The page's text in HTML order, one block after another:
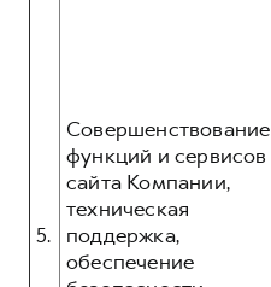
5.
Совершенствование
функций и сервисов
сайта Компании,
техническая
поддержка,
обеспечение